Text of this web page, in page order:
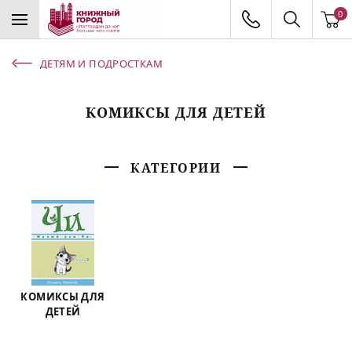
0
ДЕТЯМ И ПОДРОСТКАМ
КОМИКСЫ ДЛЯ ДЕТЕЙ
КАТЕГОРИИ
КОМИКСЫ ДЛЯ
ДЕТЕЙ